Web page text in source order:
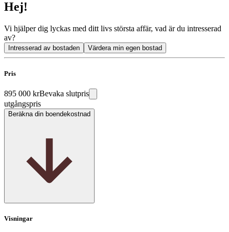
Hej!
Vi hjälper dig lyckas med ditt livs största affär, vad är du intresserad
av?
Intresserad av bostaden Värdera min egen bostad
Pris
895 000 krBevaka slutpris
utgångspris
Beräkna din boendekostnad
Visningar